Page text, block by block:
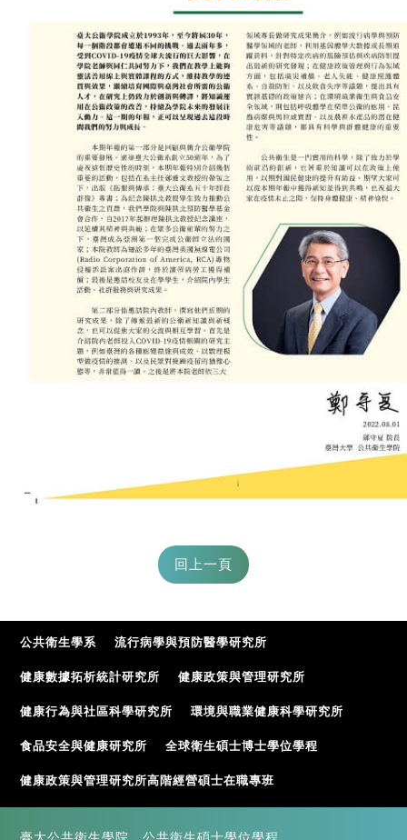
公共衛生學系 流行病學與預防醫學研究所
健康數據拓析統計研究所 健康政策與管理研究所
健康行為與社區科學研究所 環境與職業健康科學研究所
食品安全與健康研究所 全球衛生碩士博士學位學程
健康政策與管理研究所高階經營碩士在職專班